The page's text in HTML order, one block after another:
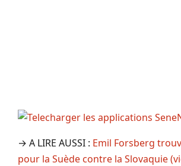
→ A LIRE AUSSI : Emil Forsberg
pour la Suède contre la Slovaquie